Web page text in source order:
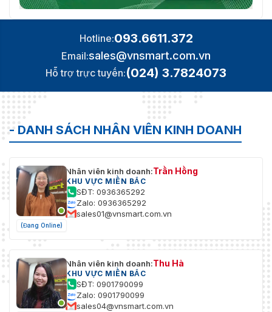
Hotline:093.6611.372
Email:sales@vnsmart.com.vn
Hỗ trợ trực tuyến:(024) 3.7824073
- DANH SÁCH NHÂN VIÊN KINH DOANH
(Đang Online)
Nhân viên kinh doanh:Trần Hồng
KHU VỰC MIỀN BẮC
SĐT: 0936365292
Zalo: 0936365292
sales01@vnsmart.com.vn
Nhân viên kinh doanh:Thu Hà
KHU VỰC MIỀN BẮC
SĐT: 0901790099
Zalo: 0901790099
sales04@vnsmart.com.vn